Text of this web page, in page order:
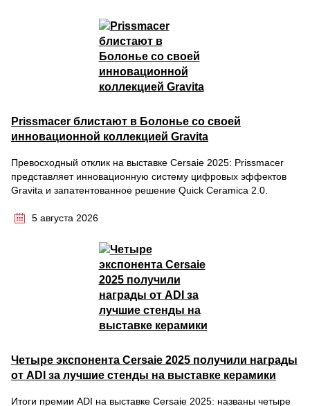
Prissmacer блистают в Болонье со своей
инновационной коллекцией Gravita
Превосходный отклик на выставке Cersaie 2025: Prissmacer
представляет инновационную систему цифровых эффектов
Gravita и запатентованное решение Quick Ceramica 2.0.
5 августа 2026
Четыре экспонента Cersaie 2025 получили награды
от ADI за лучшие стенды на выставке керамики
Итоги премии ADI на выставке Cersaie 2025: названы четыре